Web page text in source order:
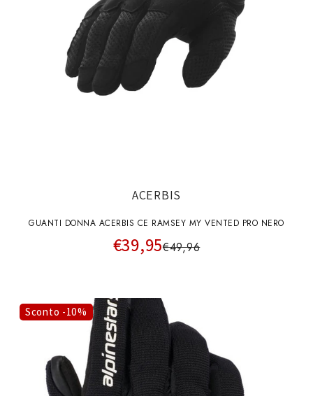
ACERBIS
GUANTI DONNA ACERBIS CE RAMSEY MY VENTED PRO NERO
€39,95€49,96
Sconto -10%